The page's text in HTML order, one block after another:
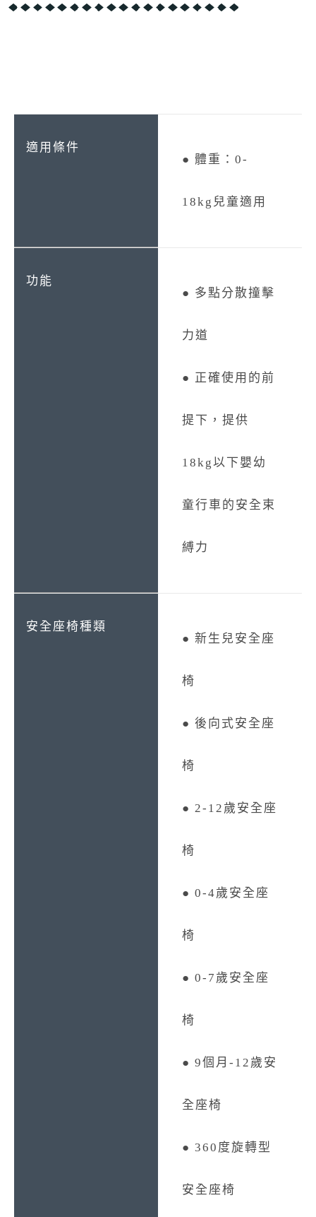
● 體重：0-
18kg兒童適用
● 多點分散撞擊
力道
● 正確使用的前
提下，提供
18kg以下嬰幼
童行車的安全束
縛力
● 新生兒安全座
椅
● 後向式安全座
椅
● 2-12歲安全座
椅
● 0-4歲安全座
椅
● 0-7歲安全座
椅
● 9個月-12歲安
全座椅
● 360度旋轉型
安全座椅